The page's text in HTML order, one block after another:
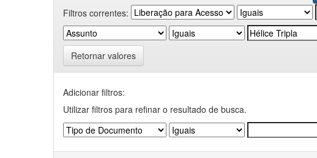
Filtros correntes:
Retornar valores
Adicionar filtros:
Utilizar filtros para refinar o resultado de busca.